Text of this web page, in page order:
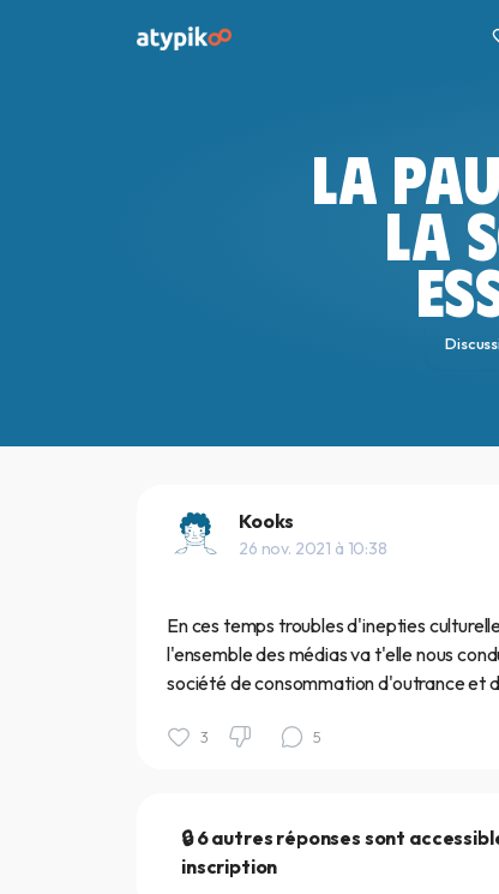
LA
LA
Kooks
26 nov. 2021 à 10:38
En ces temps troubles d'inepties
l'ensemble des médias va t'elle nous
société de consommation d'outrance et
3 5
🔒 6 autres réponses sont
inscription